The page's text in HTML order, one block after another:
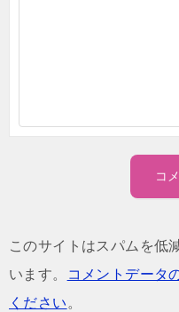
このサイトはスパムを低
います。
コメントデータ
ください 。